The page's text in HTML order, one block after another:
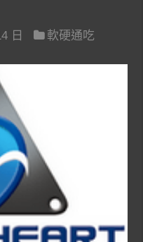
日
軟硬通吃